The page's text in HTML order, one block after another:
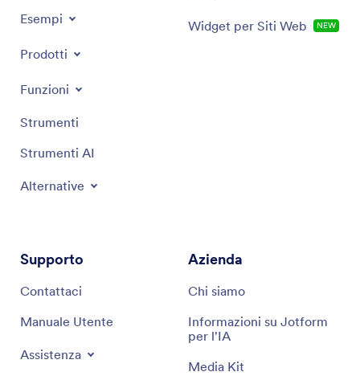
Esempi
Prodotti
Funzioni
Strumenti
Strumenti AI
Alternative
Widget per Siti Web NEW
Supporto
Contattaci
Manuale Utente
Assistenza
Azienda
Chi siamo
Informazioni su Jotform
per l'IA
Media Kit